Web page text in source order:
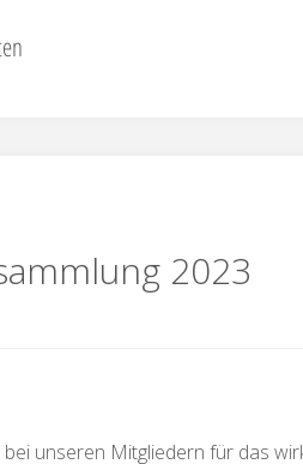
2023
unseren Mitgliedern für das